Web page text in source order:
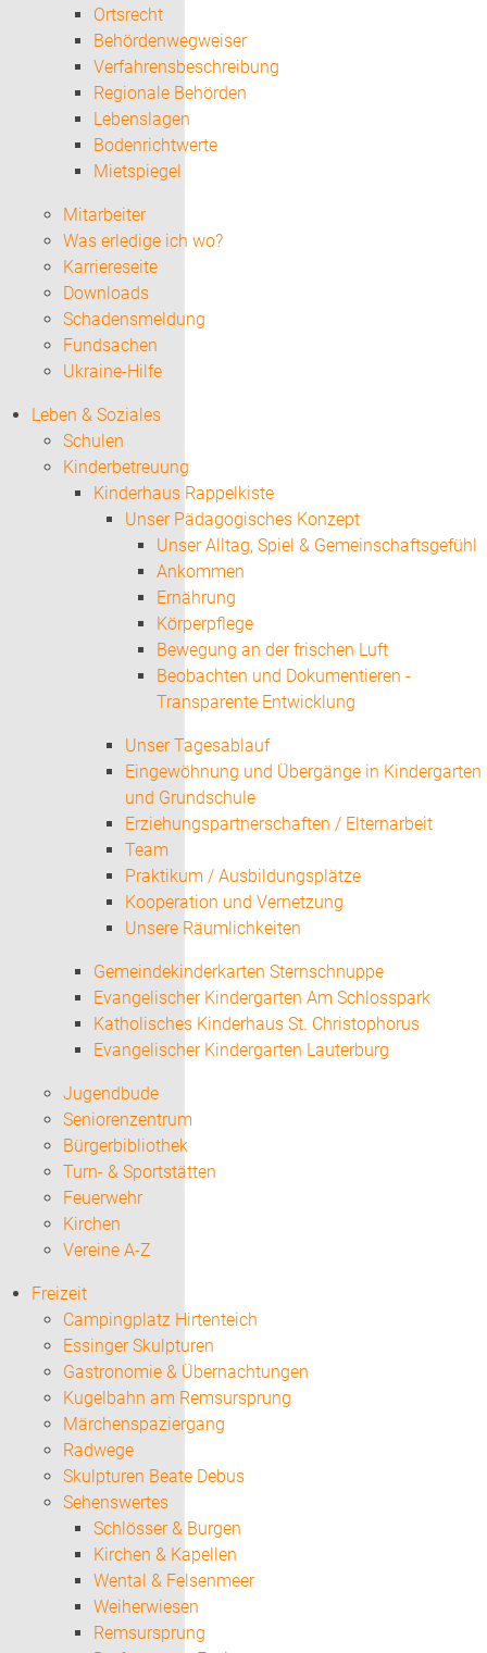
Ortsrecht
Behördenwegweiser
Verfahrensbeschreibung
Regionale Behörden
Lebenslagen
Bodenrichtwerte
Mietspiegel
Mitarbeiter
Was erledige ich wo?
Karriereseite
Downloads
Schadensmeldung
Fundsachen
Ukraine-Hilfe
Leben & Soziales
Schulen
Kinderbetreuung
Kinderhaus Rappelkiste
Unser Pädagogisches Konzept
Unser Alltag, Spiel & Gemeinschaftsgefühl
Ankommen
Ernährung
Körperpflege
Bewegung an der frischen Luft
Beobachten und Dokumentieren -
Transparente Entwicklung
Unser Tagesablauf
Eingewöhnung und Übergänge in Kindergarten
und Grundschule
Erziehungspartnerschaften / Elternarbeit
Team
Praktikum / Ausbildungsplätze
Kooperation und Vernetzung
Unsere Räumlichkeiten
Gemeindekinderkarten Sternschnuppe
Evangelischer Kindergarten Am Schlosspark
Katholisches Kinderhaus St. Christophorus
Evangelischer Kindergarten Lauterburg
Jugendbude
Seniorenzentrum
Bürgerbibliothek
Turn- & Sportstätten
Feuerwehr
Kirchen
Vereine A-Z
Freizeit
Campingplatz Hirtenteich
Essinger Skulpturen
Gastronomie & Übernachtungen
Kugelbahn am Remsursprung
Märchenspaziergang
Radwege
Skulpturen Beate Debus
Sehenswertes
Schlösser & Burgen
Kirchen & Kapellen
Wental & Felsenmeer
Weiherwiesen
Remsursprung